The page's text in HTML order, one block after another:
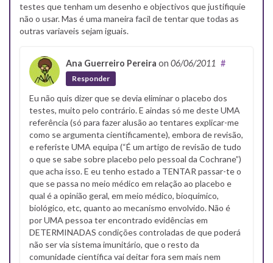
testes que tenham um desenho e objectivos que justifiquie
não o usar. Mas é uma maneira facil de tentar que todas as
outras variaveis sejam iguais.
Ana Guerreiro Pereira on 06/06/2011 #
Responder
Eu não quis dizer que se devia eliminar o placebo dos
testes, muito pelo contrário. E aindas só me deste UMA
referência (só para fazer alusão ao tentares explicar-me
como se argumenta cientificamente), embora de revisão,
e referiste UMA equipa (“É um artigo de revisão de tudo
o que se sabe sobre placebo pelo pessoal da Cochrane”)
que acha isso. E eu tenho estado a TENTAR passar-te o
que se passa no meio médico em relação ao placebo e
qual é a opinião geral, em meio médico, bioquímico,
biológico, etc, quanto ao mecanismo envolvido. Não é
por UMA pessoa ter encontrado evidências em
DETERMINADAS condições controladas de que poderá
não ser via sistema imunitário, que o resto da
comunidade científica vai deitar fora sem mais nem